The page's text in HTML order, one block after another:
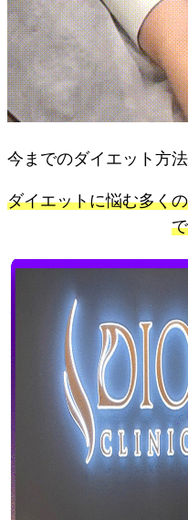
今までのダイエット方
ダイエットに悩む多く